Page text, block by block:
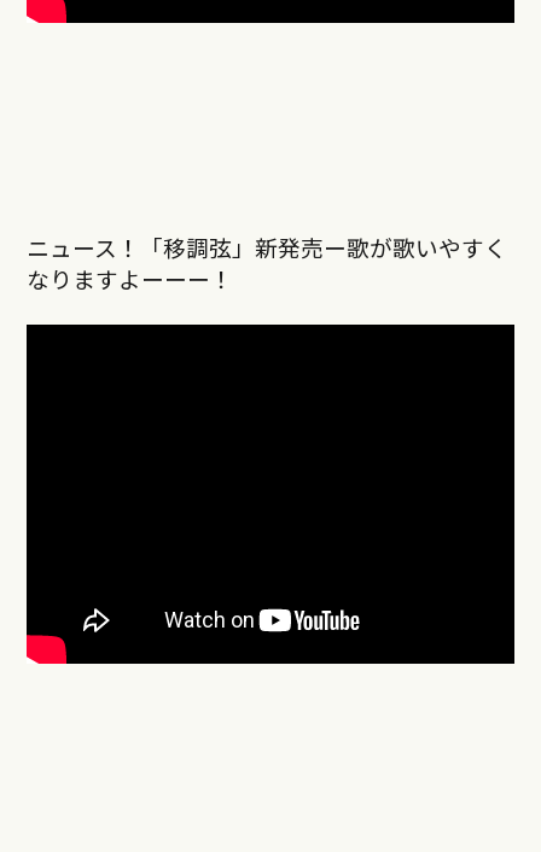
ニュース！「移調弦」新発売ー歌が歌いやすく
なりますよーーー！